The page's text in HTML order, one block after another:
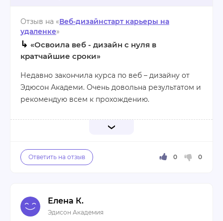
Отзыв на «Веб-дизайнстарт карьеры на
удаленке»
↳ «Освоила веб - дизайн с нуля в
кратчайшие сроки»
Недавно закончила курса по веб – дизайну от
Эдюсон Академи. Очень довольна результатом и
рекомендую всем к прохождению.
Первое, и главное, хочется отметить отличных
подобные курсы предлагают на полгода – год,
здесь же мы всё пролетели за месяц. И главное
интерфейс почти любой сложности. Конечно,
есть ещё над чем работать, но это дело
В курсе было очень много практических
заданий, почти любое слово наставников
Елена К.
Эдисон Академия